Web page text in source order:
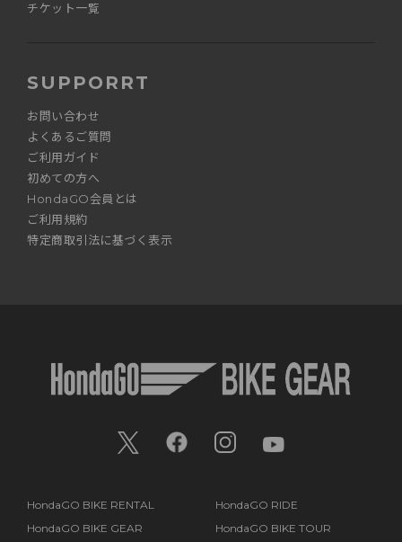
チケット一覧
SUPPORRT
お問い合わせ
よくあるご質問
ご利用ガイド
初めての方へ
HondaGO会員とは
ご利用規約
特定商取引法に基づく表示
HondaGO BIKE RENTAL
HondaGO RIDE
HondaGO BIKE GEAR
HondaGO BIKE TOUR